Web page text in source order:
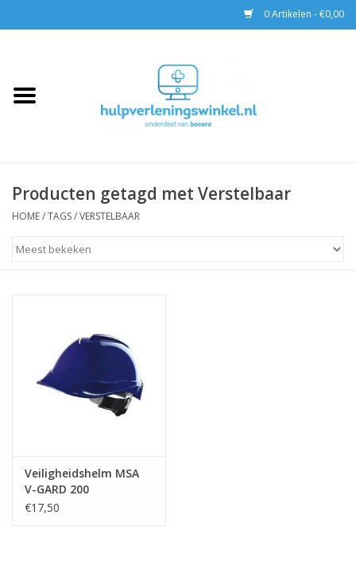
0 Artikelen - €0,00
EHBO
Pax tassen
Producten getagd met Verstelbaar
HOME/TAGS/VERSTELBAAR
Veiligheidshelm MSA
V-GARD 200
€17,50